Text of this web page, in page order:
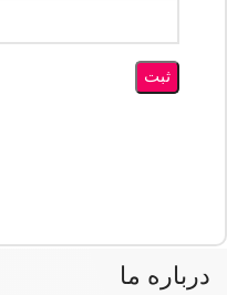
درباره ما